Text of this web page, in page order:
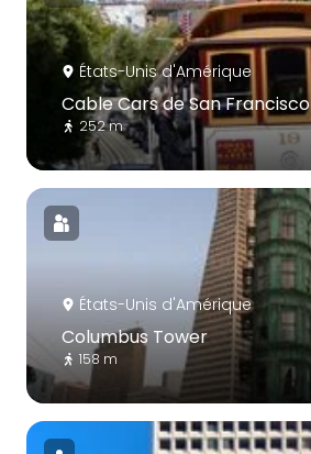
États-Unis d'Amérique
Cable Cars de San Francisco
252 m
États-Unis d'Amérique
Columbus Tower
158 m